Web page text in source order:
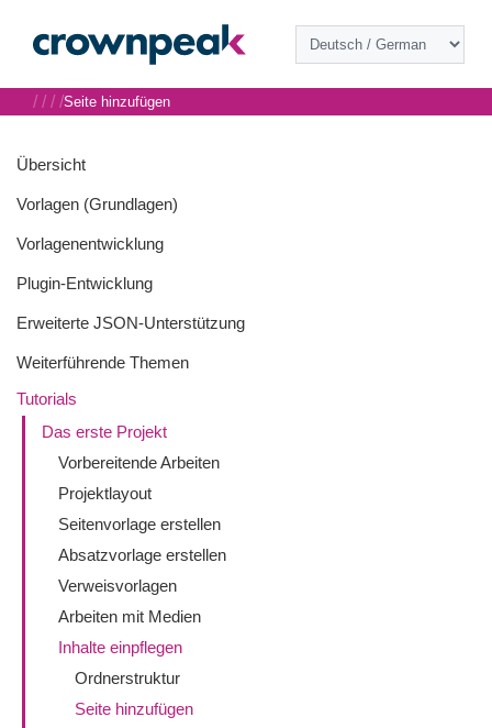
Übersicht
Vorlagen (Grundlagen)
Vorlagenentwicklung
Plugin-Entwicklung
Erweiterte JSON-Unterstützung
Weiterführende Themen
Tutorials
Das erste Projekt
Vorbereitende Arbeiten
Projektlayout
Seitenvorlage erstellen
Absatzvorlage erstellen
Verweisvorlagen
Arbeiten mit Medien
Inhalte einpflegen
Ordnerstruktur
Seite hinzufügen
/ / / /Seite hinzufügen